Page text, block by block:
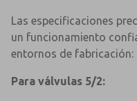
Las especificaciones
un funcionamiento
entornos de fabricación:
Para válvulas 5/2: